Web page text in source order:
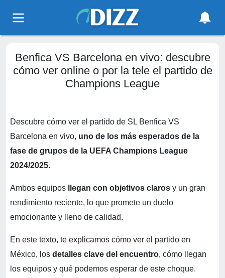
Benfica VS Barcelona en vivo: descubre
cómo ver online o por la tele el partido de
Champions League
Descubre cómo ver el partido de SL Benfica VS
Barcelona en vivo, uno de los más esperados de la
fase de grupos de la UEFA Champions League
2024/2025.
Ambos equipos llegan con objetivos claros y un gran
rendimiento reciente, lo que promete un duelo
emocionante y lleno de calidad.
En este texto, te explicamos cómo ver el partido en
México, los detalles clave del encuentro, cómo llegan
los equipos y qué podemos esperar de este choque.